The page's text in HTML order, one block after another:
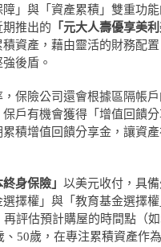
」與「資產累積」雙重功
推出的 「元大人壽優享美
資產，藉由靈活的財務配
後盾。
保險公司還會根據區隔帳
戶有機會獲得「增值回饋
積增值回饋分享金，讓資
身保險」 以美元收付，具
選擇權」與「教育基金選擇
評估預計購屋的時間點（
50歲，在專注累積資產作